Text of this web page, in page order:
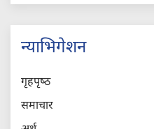
न्याभिगेशन
गृहपृष्‍ठ
समाचार